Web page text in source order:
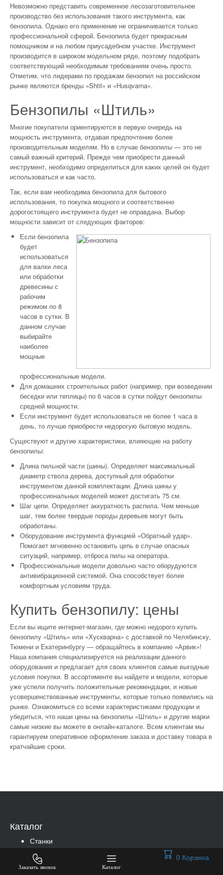
Заказать звонок Каталог
0 Корзина
Невозможно представить современное лесозаготовительное
производство без использования такого инструмента, как
бензопила. Однако его применение не ограничивается только
профессиональной сферой. Бензопила будет прекрасным
помощником и на любом приусадебном участке. Инструмент
производится в широком модельном ряде, поэтому подобрать
соответствующий необходимым требованиям очень просто.
Отметим, что лидерами по продажам бензопил на российском
рынке являются бренды «Shtil» и «Нusqvarna».
Бензопилы «Штиль»
Многие покупатели ориентируются в первую очередь на
мощность инструмента, отдавая предпочтение более
производительным моделям. Но в случае бензопилы — это не
самый важный критерий. Прежде чем приобрести данный
инструмент, необходимо определиться для каких целей он будет
использоваться и как часто.
Так, если вам необходима бензопила для бытового
использования, то покупка мощного и соответственно
дорогостоящего инструмента будет не оправдана. Выбор
мощности зависит от следующих факторов:
Если бензопила
будет
использоваться
для валки леса
или обработки
древесины с
рабочим
режимом по 8
часов в сутки. В
данном случае
выбирайте
наиболее
мощные
профессиональные модели.
Для домашних строительных работ (например, при возведении
беседки или теплицы) по 6 часов в сутки пойдут бензопилы
средней мощности.
Если инструмент будет использоваться не более 1 часа в
день, то лучше приобрести недорогую бытовую модель.
Существуют и другие характеристики, влияющие на работу
бензопилы:
Длина пильной части (шины). Определяет максимальный
диаметр ствола дерева, доступный для обработки
инструментом данной комплектации. Длина шины у
профессиональных моделей может достигать 75 см.
Шаг цепи. Определяет аккуратность распила. Чем меньше
шаг, тем более твердые породы деревьев могут быть
обработаны.
Оборудование инструмента функцией «Обратный удар».
Помогает мгновенно остановить цепь в случае опасных
ситуаций, например, отброса пилы на оператора.
Профессиональные модели довольно часто оборудуются
антивибрационной системой. Она способствует более
комфортным условиям труда.
Купить бензопилу: цены
Если вы ищите интернет-магазин, где можно недорого купить
бензопилу «Штиль» или «Хускварна» с доставкой по Челябинску,
Тюмени и Екатеринбургу — обращайтесь в компанию «Арвик»!
Наша компания специализируется на реализации данного
оборудования и предлагает для своих клиентов самые выгодные
условия покупки. В ассортименте вы найдете и модели, которые
уже успели получить положительные рекомендации, и новые
усовершенствованные инструменты, которые только появились на
рынке. Ознакомиться со всеми характеристиками продукции и
убедиться, что наши цены на бензопилы «Штиль» и другие марки
самые низкие вы можете в онлайн-каталоге. Всем клиентам мы
гарантируем оперативное оформление заказа и доставку товара в
кратчайшие сроки.
Каталог
Станки
Сварочное оборудование
Пищевое оборудование
Сантехническое оборудование